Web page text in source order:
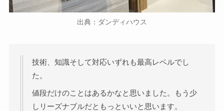
出典：ダンディハウス
技術、知識そして対応いずれも最高レベルでし
た。
値段だけのことはあるかなと思いました。もう少
しリーズナブルだともっといいと思います。